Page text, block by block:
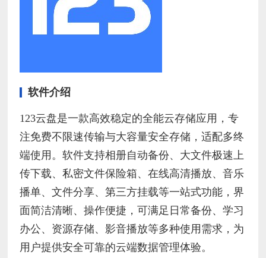
软件介绍
123云盘是一款高效稳定的全能云存储应用，专
注免费不限速传输与大容量安全存储，适配多终
端使用。软件支持相册自动备份、大文件极速上
传下载、私密文件保险箱、在线高清播放、音乐
播单、文件分享、第三方挂载等一站式功能，界
面简洁清晰、操作便捷，可满足日常备份、学习
办公、资源存储、影音播放等多种使用需求，为
用户提供安全可靠的云端数据管理体验。